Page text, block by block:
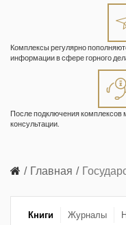
Комплексы регулярно
информации в сфере горного
После подключения
консультации.
Главная
Книги Журналы